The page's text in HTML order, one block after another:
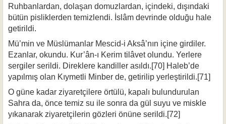
Ruhbanlardan, dolaşan domuz­lardan, içindeki, dışındaki
bütün pisliklerden temizlendi. İslâm devrinde olduğu hale
getirildi.
Mü’min ve Müslümanlar Mescid-i Aksâ’nın içine girdiler.
Ezanlar, okundu. Kur’ân-ı Kerim tilâvet olundu. Yerlere
sergiler serildi. Direklere kandiller asıldı.[70] Haleb’de
yapılmış olan Kıymetli Minber de, getirilip yerleştirildi.[71]
O güne kadar ziyaretçilere örtülü, kapalı bulundurulan
Sahra da, önce temiz su ile sonra da gül suyu ve miskle
yıkanarak ziyaretçilerin gözleri önüne serildi.[72]